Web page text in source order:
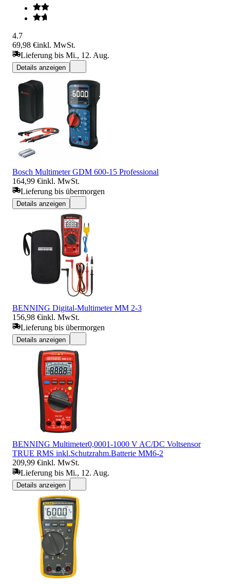
4.7
69,98 €inkl. MwSt.
Lieferung bis Mi., 12. Aug.
Details anzeigen
Bosch Multimeter GDM 600-15 Professional
164,99 €inkl. MwSt.
Lieferung bis übermorgen
Details anzeigen
BENNING Digital-Multimeter MM 2-3
156,98 €inkl. MwSt.
Lieferung bis übermorgen
Details anzeigen
BENNING Multimeter0,0001-1000 V AC/DC Voltsensor
TRUE RMS inkl.Schutzrahm.Batterie MM6-2
209,99 €inkl. MwSt.
Lieferung bis Mi., 12. Aug.
Details anzeigen